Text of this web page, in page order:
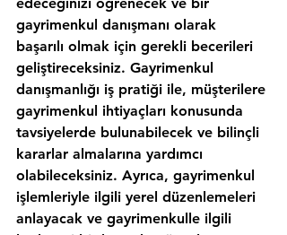
gayrimenkul danışmanı olarak
başarılı olmak için gerekli becerileri
geliştireceksiniz. Gayrimenkul
danışmanlığı iş pratiği ile, müşterilere
gayrimenkul ihtiyaçları konusunda
tavsiyelerde bulunabilecek ve bilinçli
kararlar almalarına yardımcı
olabileceksiniz. Ayrıca, gayrimenkul
işlemleriyle ilgili yerel düzenlemeleri
anlayacak ve gayrimenkulle ilgili